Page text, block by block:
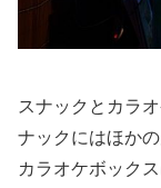
スナックとカラ
ナックにはほか
カラオケボック